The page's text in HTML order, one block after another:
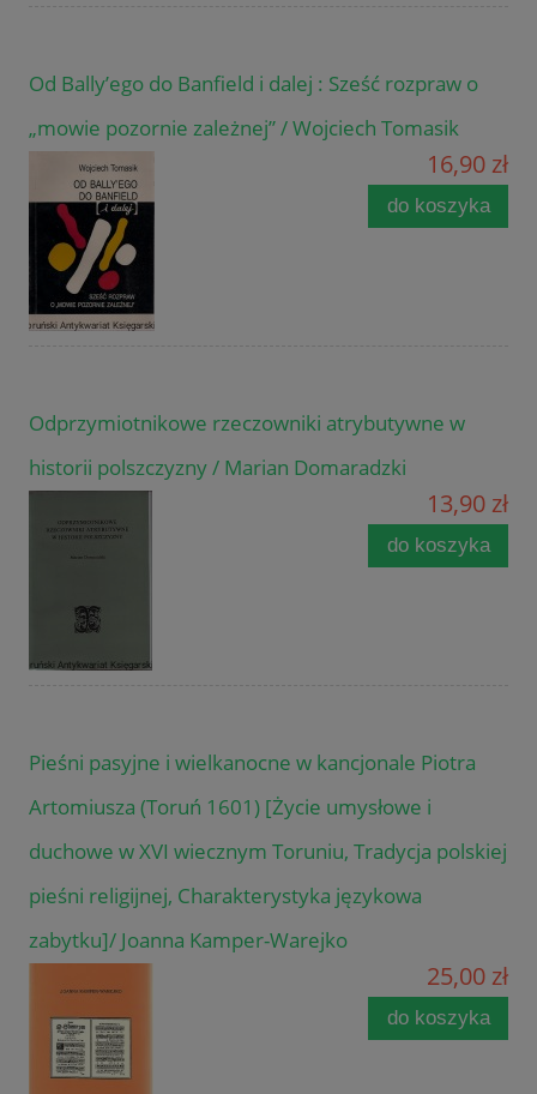
Od Bally’ego do Banfield i dalej : Sześć rozpraw o
„mowie pozornie zależnej” / Wojciech Tomasik
16,90 zł
do koszyka
Odprzymiotnikowe rzeczowniki atrybutywne w
historii polszczyzny / Marian Domaradzki
13,90 zł
do koszyka
Pieśni pasyjne i wielkanocne w kancjonale Piotra
Artomiusza (Toruń 1601) [Życie umysłowe i
duchowe w XVI wiecznym Toruniu, Tradycja polskiej
pieśni religijnej, Charakterystyka językowa
zabytku]/ Joanna Kamper-Warejko
25,00 zł
do koszyka